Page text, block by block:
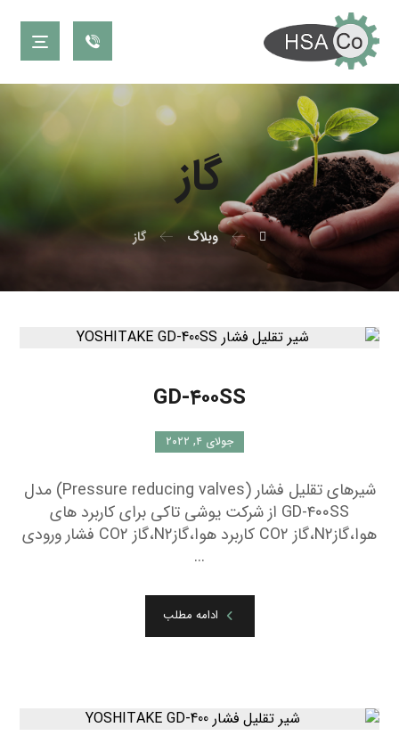
گاز
وبلاگ گاز
GD-۴۰۰SS
جولای ۴, ۲۰۲۲
شیرهای تقلیل فشار (Pressure reducing valves) مدل
GD-۴۰۰SS از شرکت یوشی تاکی برای کاربرد های
هوا،گازN۲،گاز CO۲ کاربرد هوا،گازN۲،گاز CO۲ فشار ورودی
...
ادامه مطلب